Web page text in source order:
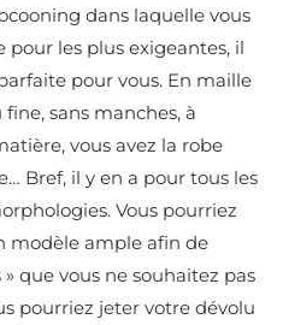
dans laquelle vous
pour les plus exigeantes, il
pour vous. En maille
sans manches, à
vous avez la robe
Bref, il y en a pour tous les
Vous pourriez
modèle ample afin de
que vous ne souhaitez pas
pourriez jeter votre dévolu